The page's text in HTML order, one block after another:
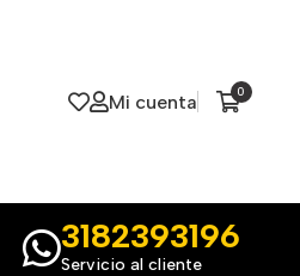
Mi cuenta 0
3182393196
Servicio al cliente